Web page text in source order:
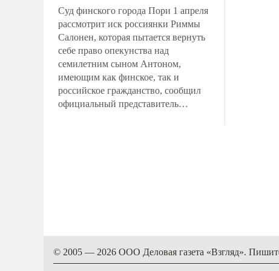
Суд финского города Пори 1 апреля
рассмотрит иск россиянки Риммы
Салонен, которая пытается вернуть
себе право опекунства над
семилетним сыном Антоном,
имеющим как финское, так и
российское гражданство, сообщил
официальный представитель
© 2005 — 2026 ООО Деловая газета «Взгляд».